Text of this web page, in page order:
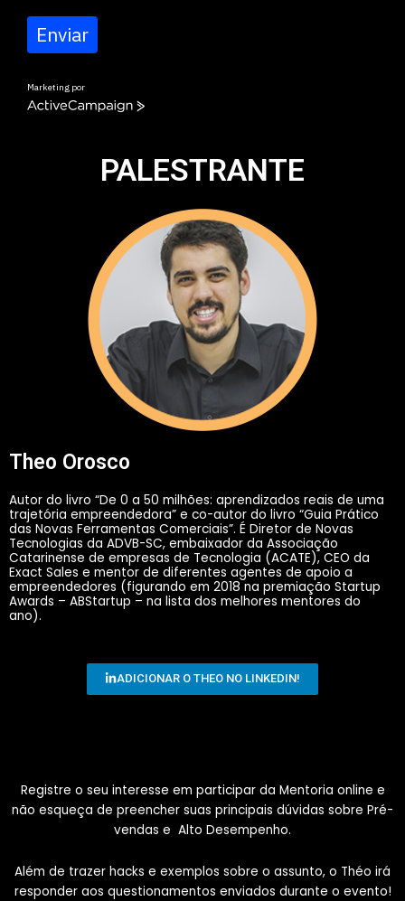
Enviar
Marketing por
ActiveCampaign
PALESTRANTE
Theo Orosco
Autor do livro “De 0 a 50 milhões: aprendizados reais de uma
trajetória empreendedora” e co-autor do livro “Guia Prático
das Novas Ferramentas Comerciais”. É Diretor de Novas
Tecnologias da ADVB-SC, embaixador da Associação
Catarinense de empresas de Tecnologia (ACATE), CEO da
Exact Sales e mentor de diferentes agentes de apoio a
empreendedores (figurando em 2018 na premiação Startup
Awards – ABStartup – na lista dos melhores mentores do
ano).
ADICIONAR O THEO NO LINKEDIN!
Registre o seu interesse em participar da Mentoria online e
não esqueça de preencher suas principais dúvidas sobre Pré-
vendas e Alto Desempenho.
Além de trazer hacks e exemplos sobre o assunto, o Théo irá
responder aos questionamentos enviados durante o evento!